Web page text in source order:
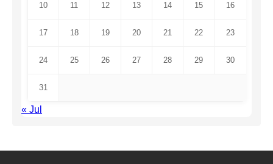
10 11 12 13 14 15 16
17 18 19 20 21 22 23
24 25 26 27 28 29 30
31
« Jul